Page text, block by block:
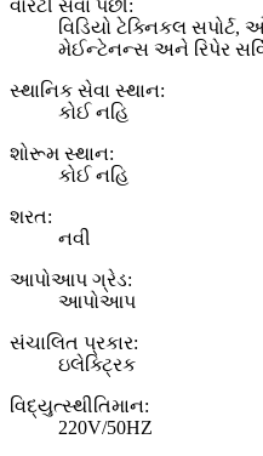
વોરંટી સેવા પછી:
વિડિયો ટેક્નિકલ સપોર્ટ,
મેઈન્ટેનન્સ અને રિપેર
સ્થાનિક સેવા સ્થાન:
કોઈ નહિ
શોરૂમ સ્થાન:
કોઈ નહિ
શરત:
નવી
આપોઆપ ગ્રેડ:
આપોઆપ
સંચાલિત પ્રકાર:
ઇલેક્ટ્રિક
વિદ્યુત્સ્થીતિમાન:
220V/50HZ